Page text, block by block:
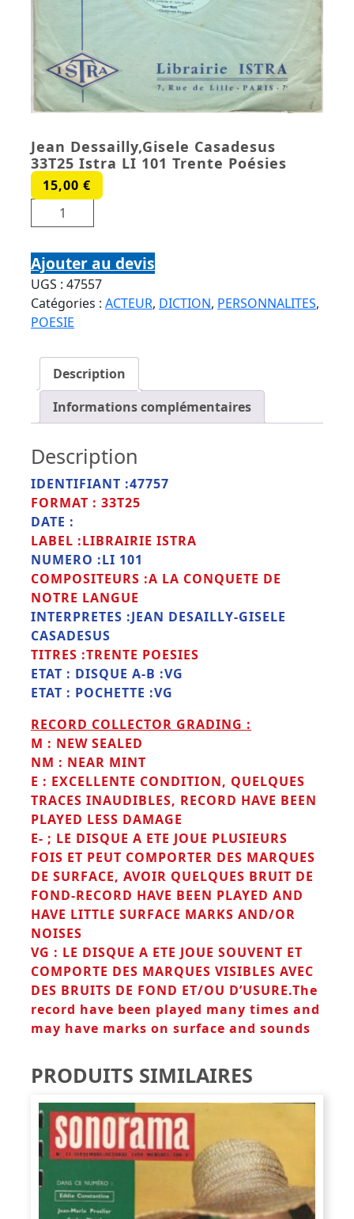
Jean Dessailly,Gisele Casadesus
33T25 Istra LI 101 Trente Poésies
15,00 €
quantité de Jean Dessailly,Gisele Casadesus
33T25 Istra LI 101 Trente Poésies
Ajouter au devis
UGS : 47557
Catégories : ACTEUR, DICTION, PERSONNALITES,
POESIE
Description
Informations complémentaires
Description
IDENTIFIANT :47757
FORMAT : 33T25
DATE :
LABEL :LIBRAIRIE ISTRA
NUMERO :LI 101
COMPOSITEURS :A LA CONQUETE DE
NOTRE LANGUE
INTERPRETES :JEAN DESAILLY-GISELE
CASADESUS
TITRES :TRENTE POESIES
ETAT : DISQUE A-B :VG
ETAT : POCHETTE :VG
RECORD COLLECTOR GRADING :
M : NEW SEALED
NM : NEAR MINT
E : EXCELLENTE CONDITION, QUELQUES
TRACES INAUDIBLES, RECORD HAVE BEEN
PLAYED LESS DAMAGE
E- ; LE DISQUE A ETE JOUE PLUSIEURS
FOIS ET PEUT COMPORTER DES MARQUES
DE SURFACE, AVOIR QUELQUES BRUIT DE
FOND-RECORD HAVE BEEN PLAYED AND
HAVE LITTLE SURFACE MARKS AND/OR
NOISES
VG : LE DISQUE A ETE JOUE SOUVENT ET
COMPORTE DES MARQUES VISIBLES AVEC
DES BRUITS DE FOND ET/OU D’USURE.The
record have been played many times and
may have marks on surface and sounds
PRODUITS SIMILAIRES